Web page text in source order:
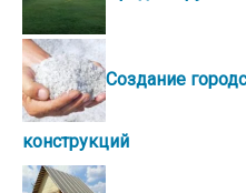
Создание
конструкций